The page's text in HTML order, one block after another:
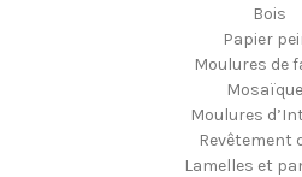
Bois
Papier
Moulures de
Moulures
Revêtement
Lamelles et